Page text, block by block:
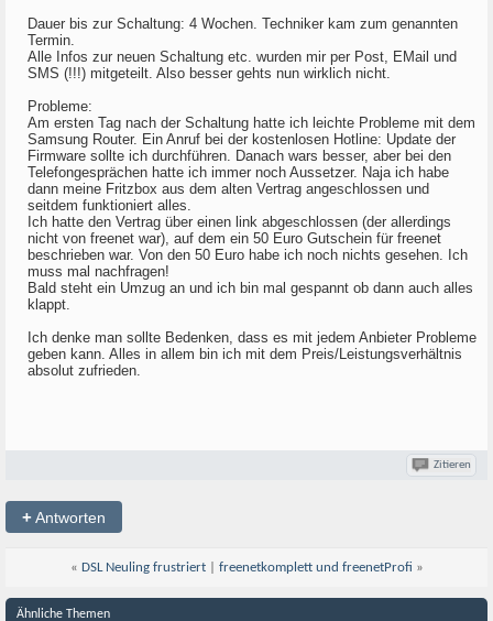
Dauer bis zur Schaltung: 4 Wochen. Techniker kam zum genannten
Termin.
Alle Infos zur neuen Schaltung etc. wurden mir per Post, EMail und
SMS (!!!) mitgeteilt. Also besser gehts nun wirklich nicht.
Probleme:
Am ersten Tag nach der Schaltung hatte ich leichte Probleme mit dem
Samsung Router. Ein Anruf bei der kostenlosen Hotline: Update der
Firmware sollte ich durchführen. Danach wars besser, aber bei den
Telefongesprächen hatte ich immer noch Aussetzer. Naja ich habe
dann meine Fritzbox aus dem alten Vertrag angeschlossen und
seitdem funktioniert alles.
Ich hatte den Vertrag über einen link abgeschlossen (der allerdings
nicht von freenet war), auf dem ein 50 Euro Gutschein für freenet
beschrieben war. Von den 50 Euro habe ich noch nichts gesehen. Ich
muss mal nachfragen!
Bald steht ein Umzug an und ich bin mal gespannt ob dann auch alles
klappt.
Ich denke man sollte Bedenken, dass es mit jedem Anbieter Probleme
geben kann. Alles in allem bin ich mit dem Preis/Leistungsverhältnis
absolut zufrieden.
Zitieren
+Antworten
« DSL Neuling frustriert| freenetkomplett und freenetProfi »
Ähnliche Themen